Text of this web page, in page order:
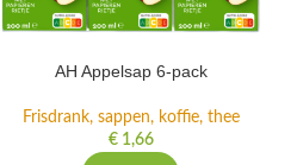
AH Appelsap 6-pack
Frisdrank, sappen, koffie, thee
€1,66